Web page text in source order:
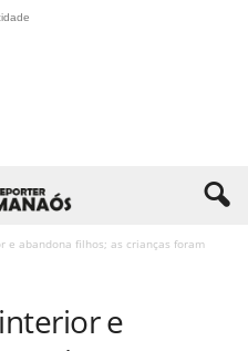
e abandona filhos; as crianças foram
e